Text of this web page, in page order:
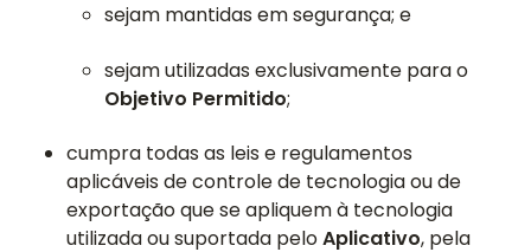
sejam mantidas em segurança; e
sejam utilizadas exclusivamente para o
Objetivo Permitido;
cumpra todas as leis e regulamentos
aplicáveis de controle de tecnologia ou de
exportação que se apliquem à tecnologia
utilizada ou suportada peloAplicativo, pela